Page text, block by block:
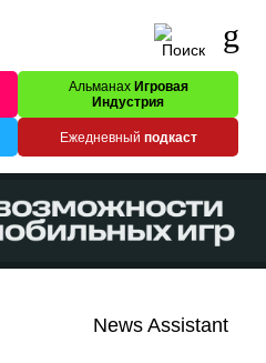
Альманах Игровая
Индустрия
Ежедневный подкаст
News Assistant